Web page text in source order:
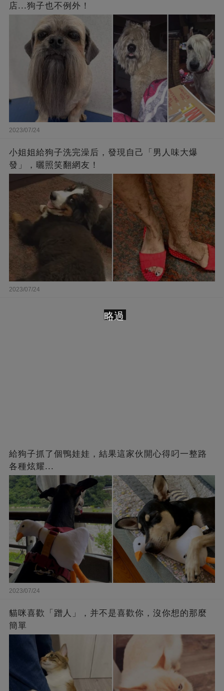
店...狗子也不例外！
2023/07/24
小姐姐給狗子洗完澡后，發現自己「男人味大爆
發」，曬照笑翻網友！
2023/07/24
給狗子抓了個鴨娃娃，結果這家伙開心得叼一整路
各種炫耀...
2023/07/24
貓咪喜歡「蹭人」，并不是喜歡你，沒你想的那麼
簡單
略過